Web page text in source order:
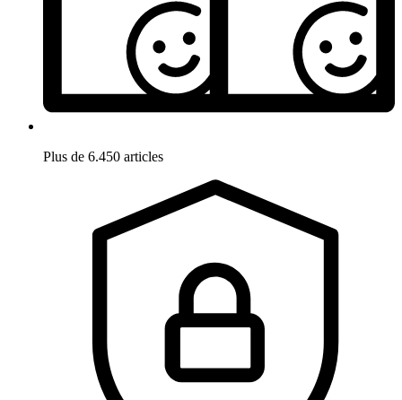
Plus de 6.450 articles